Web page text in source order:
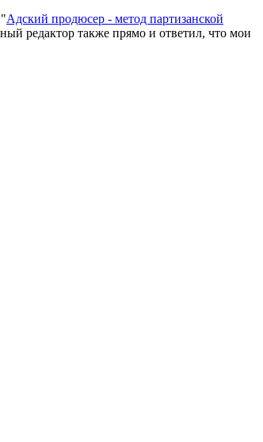
Адский продюсер - метод партизанской
редактор также прямо и ответил, что мои